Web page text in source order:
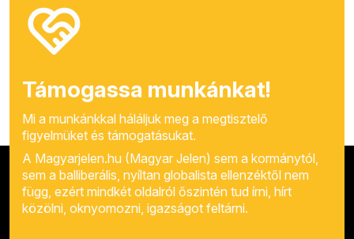
Támogassa munkánkat!
Mi a munkánkkal háláljuk meg a megtisztelő
figyelmüket és támogatásukat.
A Magyarjelen.hu (Magyar Jelen) sem a kormánytól,
sem a balliberális, nyíltan globalista ellenzéktől nem
függ, ezért mindkét oldalról őszintén tud írni, hírt
közölni, oknyomozni, igazságot feltárni.